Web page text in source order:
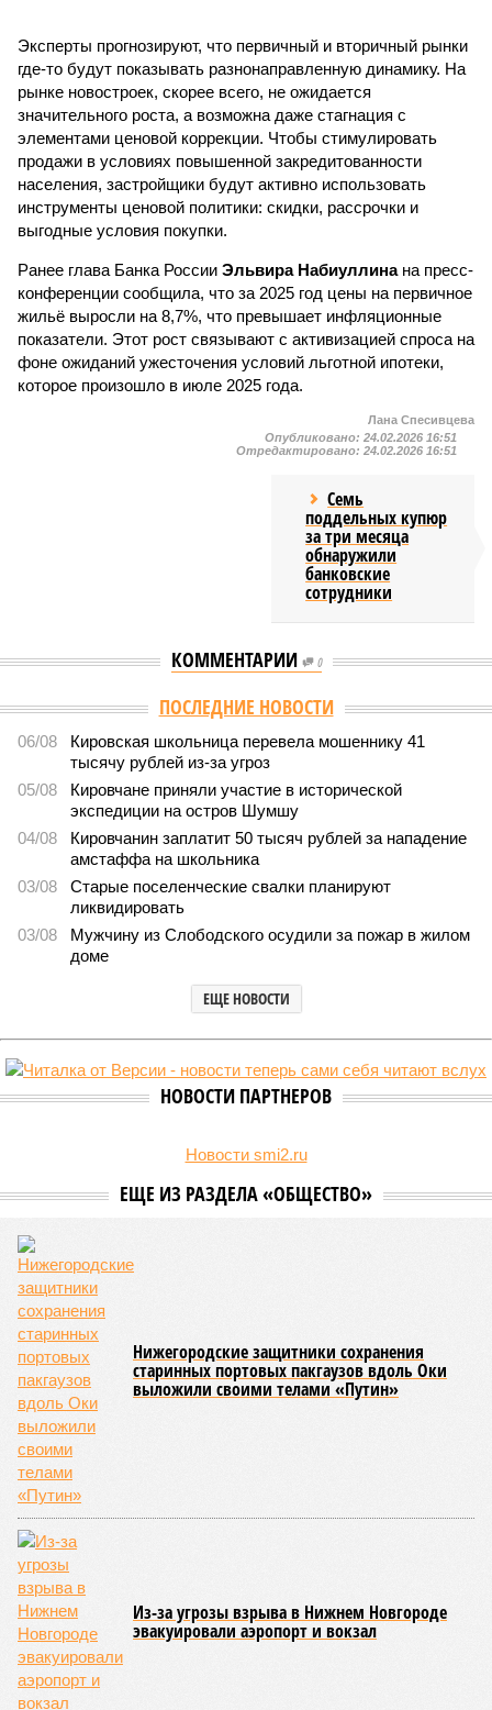
Эксперты прогнозируют, что первичный и вторичный рынки
где-то будут показывать разнонаправленную динамику. На
рынке новостроек, скорее всего, не ожидается
значительного роста, а возможна даже стагнация с
элементами ценовой коррекции. Чтобы стимулировать
продажи в условиях повышенной закредитованности
населения, застройщики будут активно использовать
инструменты ценовой политики: скидки, рассрочки и
выгодные условия покупки.
Ранее глава Банка России Эльвира Набиуллинана пресс-
конференции сообщила, что за 2025 год цены на первичное
жильё выросли на 8,7%, что превышает инфляционные
показатели. Этот рост связывают с активизацией спроса на
фоне ожиданий ужесточения условий льготной ипотеки,
которое произошло в июле 2025 года.
Лана Спесивцева
Опубликовано: 24.02.2026 16:51
Отредактировано: 24.02.2026 16:51
Семь
поддельных купюр
за три месяца
обнаружили
банковские
сотрудники
КОММЕНТАРИИ 0
ПОСЛЕДНИЕ НОВОСТИ
06/08
Кировская школьница перевела мошеннику 41
тысячу рублей из-за угроз
05/08
Кировчане приняли участие в исторической
экспедиции на остров Шумшу
04/08
Кировчанин заплатит 50 тысяч рублей за нападение
амстаффа на школьника
03/08
Старые поселенческие свалки планируют
ликвидировать
03/08
Мужчину из Слободского осудили за пожар в жилом
доме
ЕЩЕ НОВОСТИ
НОВОСТИ ПАРТНЕРОВ
Новости smi2.ru
ЕЩЕ ИЗ РАЗДЕЛА «ОБЩЕСТВО»
Нижегородские защитники сохранения
старинных портовых пакгаузов вдоль Оки
выложили своими телами «Путин»
Из-за угрозы взрыва в Нижнем Новгороде
эвакуировали аэропорт и вокзал